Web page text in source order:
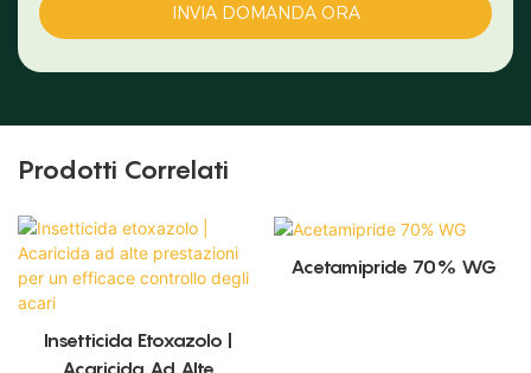
INVIA DOMANDA ORA
Prodotti Correlati
Insetticida Etoxazolo |
Acaricida Ad Alte
Acetamipride 70% WG